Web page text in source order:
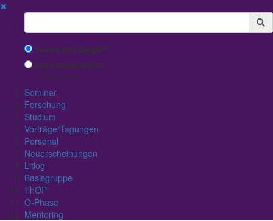
✖
Suchbegriff
Search with Google™
Use Internal Search
(limited result quality)
Seminar
Forschung
Studium
Vorträge/Tagungen
Personal
Neuerscheinungen
Litlog
Basisgruppe
ThOP
O-Phase
Mentoring